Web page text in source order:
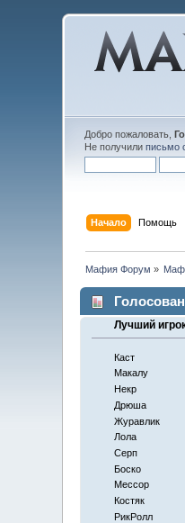
Добро пожаловать,
Не получили письмо
Начало Помощь
Мафия Форум »
Лучший
Каст
Макалу
Некр
Дрюша
Журавлик
Лола
Серп
Боско
Мессор
Костяк
РикРолл